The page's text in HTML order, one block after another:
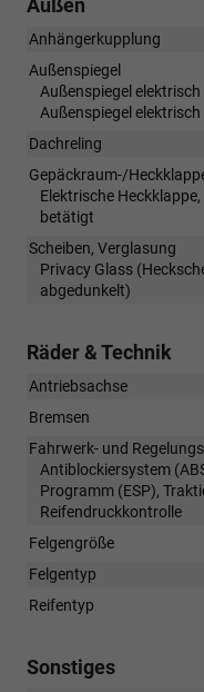
Anhängerkupplung
Außenspiegel
Außenspiegel
Außenspiegel
Dachreling
Gepäckraum-/
Elektrische
betätigt
Scheiben, Verglasung
Privacy Glass
abgedunkelt)
Räder & Technik
Antriebsachse
Bremsen
Fahrwerk- und
Antiblockiersystem
Programm (ESP),
Reifendruckkontrolle
Felgengröße
Felgentyp
Reifentyp
Sonstiges